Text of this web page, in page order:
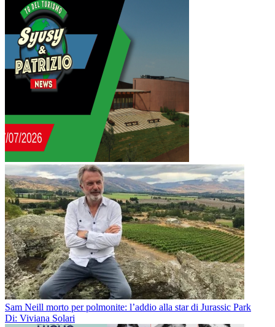
Sam Neill morto per polmonite: l’addio alla star di Jurassic Park
Di: Viviana Solari